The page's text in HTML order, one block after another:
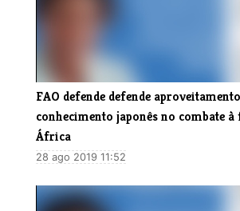
​FAO defende defende
conhecimento japonês no combate à
África
28 ago 2019 11:52